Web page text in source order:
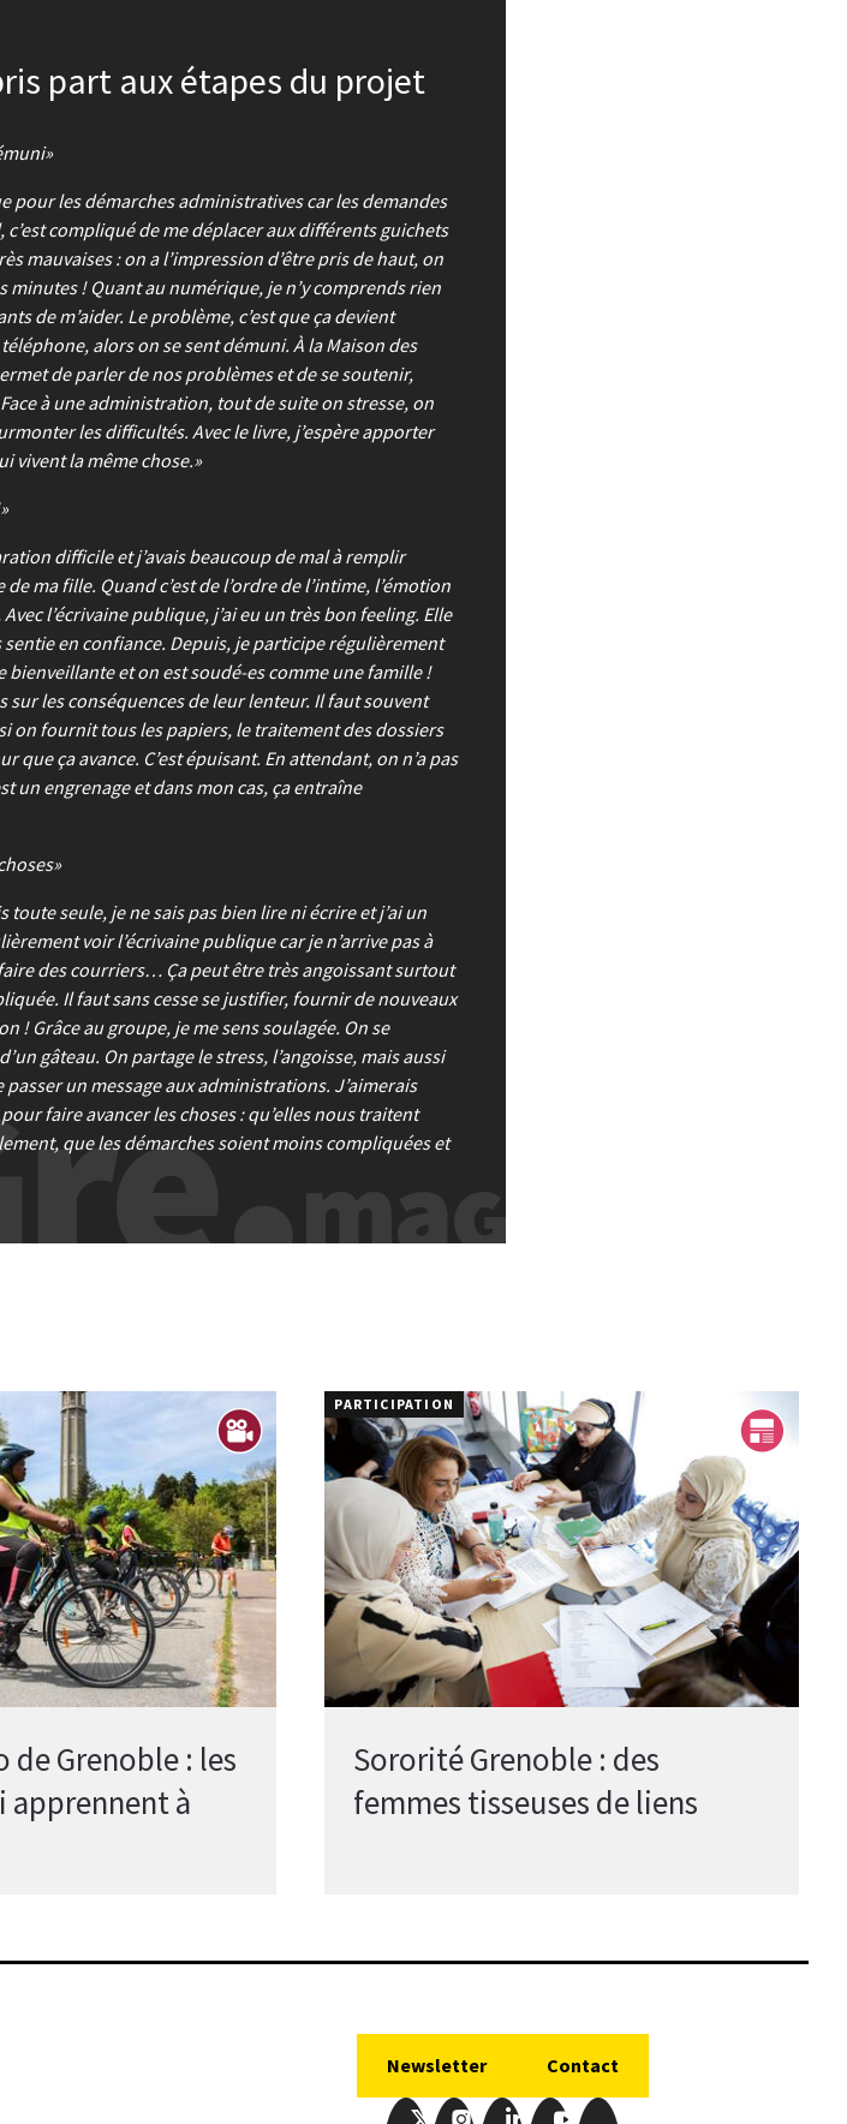
part aux étapes du projet
pour les démarches administratives car les demandes
compliqué de me déplacer aux différents guichets
mauvaises : on a l’impression d’être pris de haut, on
! Quant au numérique, je n’y comprends rien
de m’aider. Le problème, c’est que ça devient
alors on se sent démuni. À la Maison des
de parler de nos problèmes et de se soutenir,
à une administration, tout de suite on stresse, on
les difficultés. Avec le livre, j’espère apporter
vivent la même chose.
difficile et j’avais beaucoup de mal à remplir
ma fille. Quand c’est de l’ordre de l’intime, l’émotion
l’écrivaine publique, j’ai eu un très bon feeling. Elle
sentie en confiance. Depuis, je participe régulièrement
bienveillante et on est soudé-es comme une famille !
les conséquences de leur lenteur. Il faut souvent
on fournit tous les papiers, le traitement des dossiers
ça avance. C’est épuisant. En attendant, on n’a pas
un engrenage et dans mon cas, ça entraîne
seule, je ne sais pas bien lire ni écrire et j’ai un
voir l’écrivaine publique car je n’arrive pas à
des courriers… Ça peut être très angoissant surtout
Il faut sans cesse se justifier, fournir de nouveaux
! Grâce au groupe, je me sens soulagée. On se
gâteau. On partage le stress, l’angoisse, mais aussi
un message aux administrations. J’aimerais
faire avancer les choses : qu’elles nous traitent
que les démarches soient moins compliquées et
de Grenoble : les
apprennent à
Sororité Grenoble : des
femmes tisseuses de liens
PARTICIPATION
Newsletter Contact